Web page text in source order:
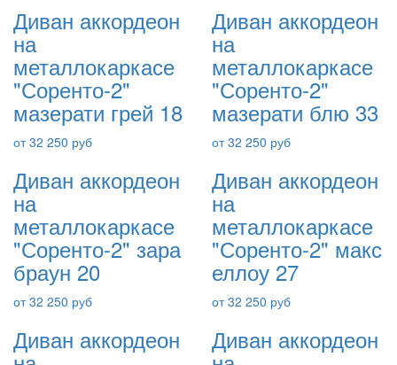
Диван аккордеон
на
металлокаркасе
"Соренто-2"
мазерати грей 18
от 32 250 руб
Диван аккордеон
на
металлокаркасе
"Соренто-2"
мазерати блю 33
от 32 250 руб
Диван аккордеон
на
металлокаркасе
"Соренто-2" зара
браун 20
от 32 250 руб
Диван аккордеон
на
металлокаркасе
"Соренто-2" макс
еллоу 27
от 32 250 руб
Диван аккордеон Диван аккордеон